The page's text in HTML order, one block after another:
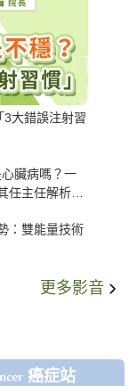
大錯誤注射習
臟病嗎？一
任主任解析支
：雙能量技術
更多影音
癌症站